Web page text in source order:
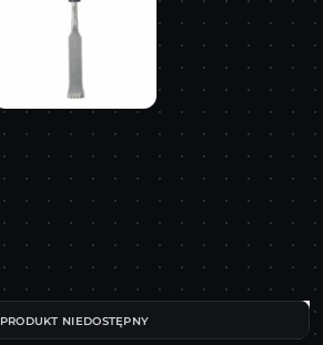
PRODUKT NIEDOSTĘPNY